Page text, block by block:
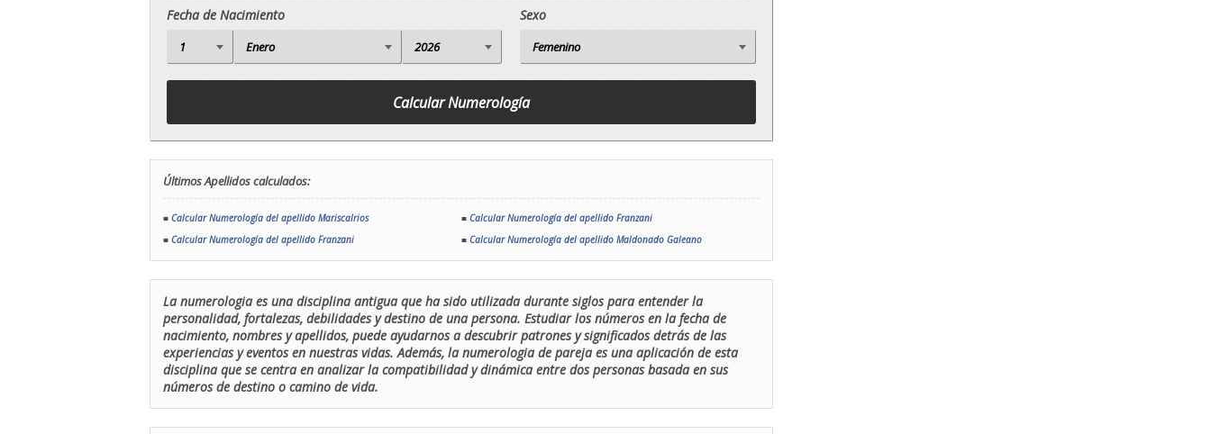
Fecha de Nacimiento Sexo
Últimos Apellidos calculados:
■ Calcular Numerología del apellido Mariscalrios ■ Calcular Numerología del apellido Franzani
■ Calcular Numerología del apellido Franzani ■ Calcular Numerología del apellido Maldonado Galeano
La numerologia es una disciplina antigua que ha sido utilizada durante siglos para entender la
personalidad, fortalezas, debilidades y destino de una persona. Estudiar los números en la fecha de
nacimiento, nombres y apellidos, puede ayudarnos a descubrir patrones y significados detrás de las
experiencias y eventos en nuestras vidas. Además, la numerologia de pareja es una aplicación de esta
disciplina que se centra en analizar la compatibilidad y dinámica entre dos personas basada en sus
números de destino o camino de vida.